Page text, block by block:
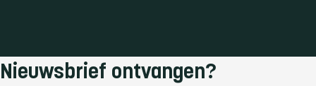
Nieuwsbrief ontvangen?